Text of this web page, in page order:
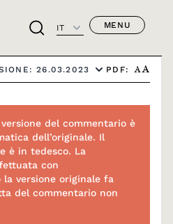
IT MENU
26.03.2023 PDF: A A
versione del commentario è
dell’originale. Il
è in tedesco. La
con
la versione originale fa
del commentario non